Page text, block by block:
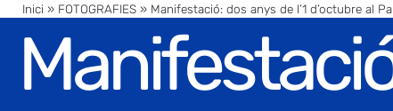
Inici » FOTOGRAFIES » Manifestació: dos anys de l’1 d’octubre al